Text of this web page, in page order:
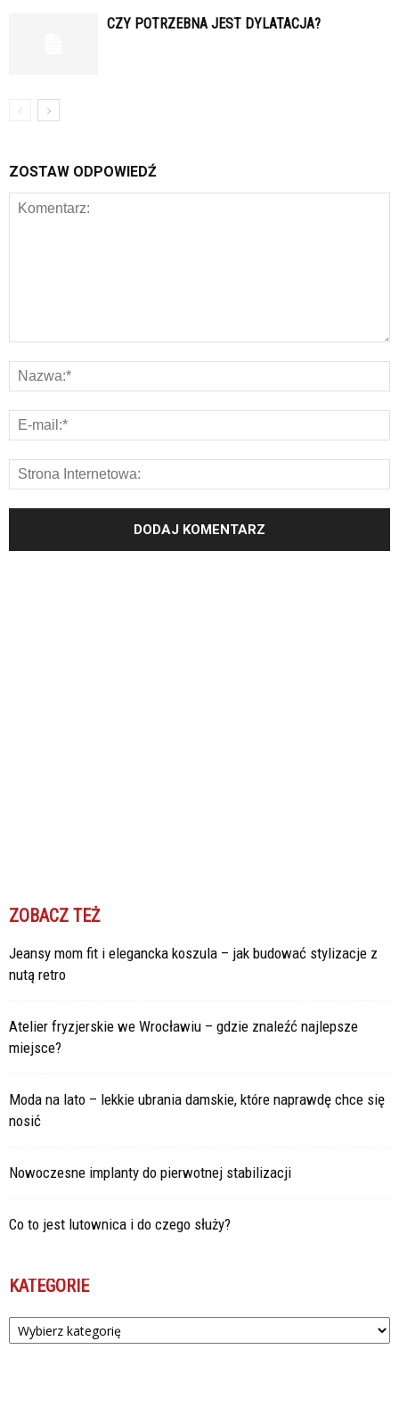
CZY POTRZEBNA JEST DYLATACJA?
ZOSTAW ODPOWIEDŹ
ZOBACZ TEŻ
Jeansy mom fit i elegancka koszula – jak budować stylizacje z
nutą retro
Atelier fryzjerskie we Wrocławiu – gdzie znaleźć najlepsze
miejsce?
Moda na lato – lekkie ubrania damskie, które naprawdę chce się
nosić
Nowoczesne implanty do pierwotnej stabilizacji
Co to jest lutownica i do czego służy?
KATEGORIE
Kategorie